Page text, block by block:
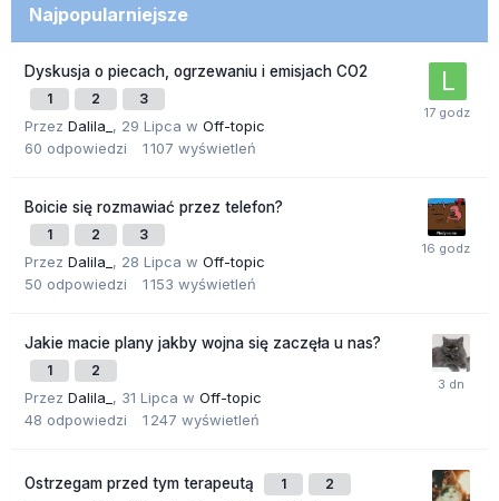
Najpopularniejsze
Dyskusja o piecach, ogrzewaniu i emisjach CO2
1 2 3
Przez Dalila_ , 29 Lipca w Off-topic
60 odpowiedzi 1 107 wyświetleń
Boicie się rozmawiać przez telefon?
1 2 3
Przez Dalila_ , 28 Lipca w Off-topic
50 odpowiedzi 1 153 wyświetleń
Jakie macie plany jakby wojna się zaczęła u nas?
1 2
Przez Dalila_ , 31 Lipca w Off-topic
48 odpowiedzi 1 247 wyświetleń
Ostrzegam przed tym terapeutą 1 2